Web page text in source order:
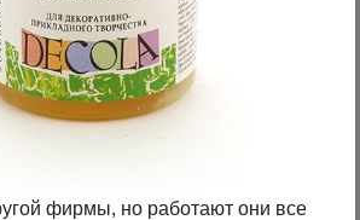
фирмы, но работают они все